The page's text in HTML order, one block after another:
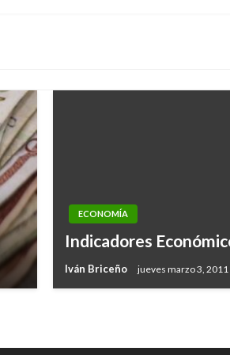
ECONOMÍA
Indicadores
Iván Briceño jueves marzo 3, 2011